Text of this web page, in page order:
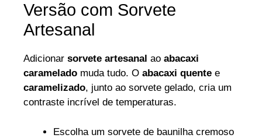
Versão com Sorvete
Artesanal
Adicionar sorvete artesanal ao abacaxi
caramelado muda tudo. O abacaxi quente e
caramelizado, junto ao sorvete gelado, cria um
contraste incrível de temperaturas.
Escolha um sorvete de baunilha cremoso